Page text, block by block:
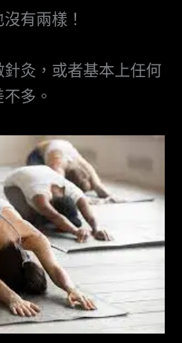
有兩樣！
灸，或者基本上任何
多。